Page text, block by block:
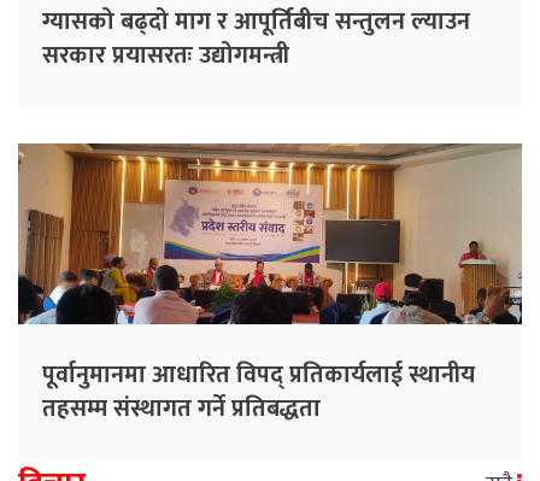
ग्यासको बढ्दो माग र आपूर्तिबीच सन्तुलन ल्याउन
सरकार प्रयासरतः उद्योगमन्त्री
पूर्वानुमानमा आधारित विपद् प्रतिकार्यलाई स्थानीय
तहसम्म संस्थागत गर्ने प्रतिबद्धता